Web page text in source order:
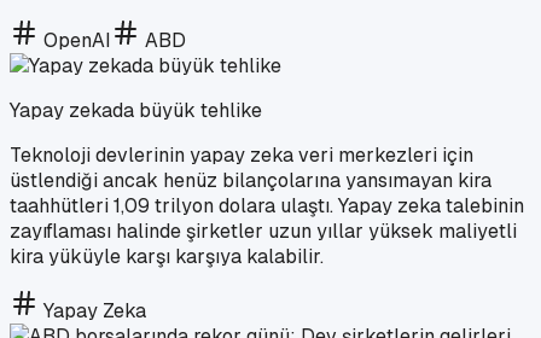
OpenAI ABD
Yapay zekada büyük tehlike
Teknoloji devlerinin yapay zeka veri merkezleri için
üstlendiği ancak henüz bilançolarına yansımayan kira
taahhütleri 1,09 trilyon dolara ulaştı. Yapay zeka talebinin
zayıflaması halinde şirketler uzun yıllar yüksek maliyetli
kira yüküyle karşı karşıya kalabilir.
Yapay Zeka